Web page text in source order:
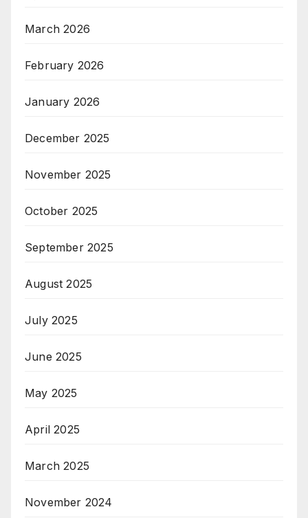
March 2026
February 2026
January 2026
December 2025
November 2025
October 2025
September 2025
August 2025
July 2025
June 2025
May 2025
April 2025
March 2025
November 2024